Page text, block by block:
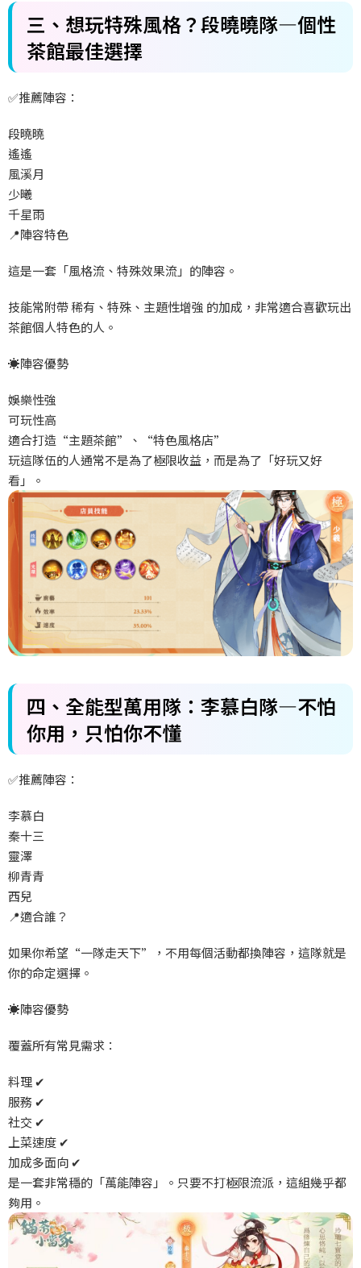
三、想玩特殊風格？段曉曉隊—個性
茶館最佳選擇
✅推薦陣容：
段曉曉
遙遙
風溪月
少曦
千星雨
📍陣容特色
這是一套「風格流、特殊效果流」的陣容。
技能常附帶稀有、特殊、主題性增強 的加成，非常適合喜歡玩出
茶館個人特色的人。
☀️陣容優勢
娛樂性強
可玩性高
適合打造“主題茶館”、“特色風格店”
玩這隊伍的人通常不是為了極限收益，而是為了「好玩又好
看」。
四、全能型萬用隊：李慕白隊—不怕
你用，只怕你不懂
✅推薦陣容：
李慕白
秦十三
靈澤
柳青青
西兒
📍適合誰？
如果你希望“一隊走天下”，不用每個活動都換陣容，這隊就是
你的命定選擇。
☀️陣容優勢
覆蓋所有常見需求：
料理✔
服務 ✔
社交 ✔
上菜速度✔
加成多面向✔
是一套非常穩的「萬能陣容」。只要不打極限流派，這組幾乎都
夠用。